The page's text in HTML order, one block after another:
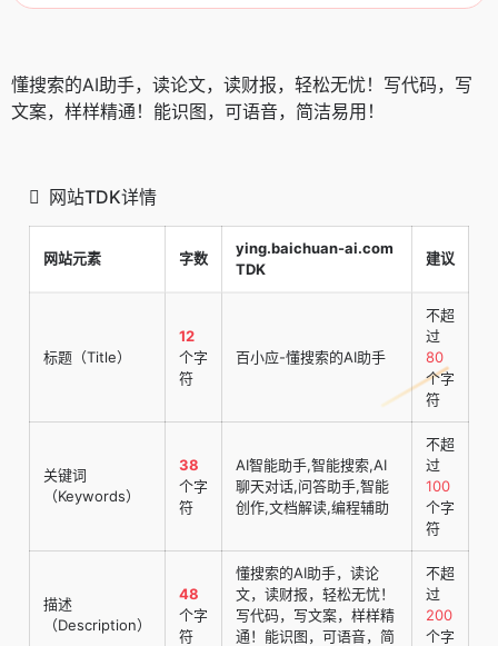
懂搜索的AI助手，读论文，读财报，轻松无忧！写代码，写
文案，样样精通！能识图，可语音，简洁易用！
网站TDK详情
网站元素 字数
ying.baichuan-ai.com
TDK
建议
标题（Title）
12
个字
符
百小应-懂搜索的AI助手
不超
过
80
个字
符
关键词
（Keywords）
38
个字
符
AI智能助手,智能搜索,AI
聊天对话,问答助手,智能
创作,文档解读,编程辅助
不超
过
100
个字
符
描述
（Description）
48
个字
符
懂搜索的AI助手，读论
文，读财报，轻松无忧！
写代码，写文案，样样精
通！能识图，可语音，简
不超
过
200
个字